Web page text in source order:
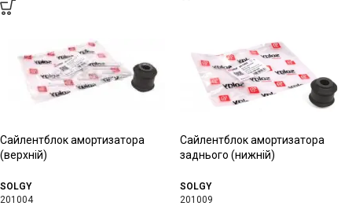
Сайлентблок амортизатора
(верхній)
SOLGY
201004
Сайлентблок амортизатора
заднього (нижній)
SOLGY
201009